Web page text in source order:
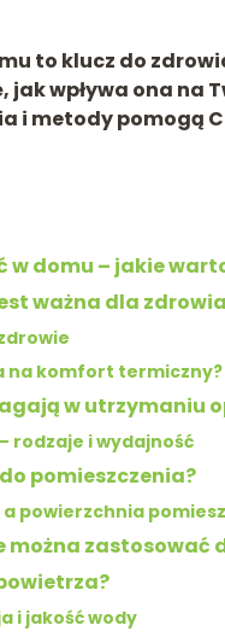
to klucz do
wpływa ona na
i metody pomogą
domu – jakie
ważna dla
na komfort termiczny?
w utrzymaniu
rodzaje i wydajność
pomieszczenia?
powierzchnia
można zastosować
i jakość wody